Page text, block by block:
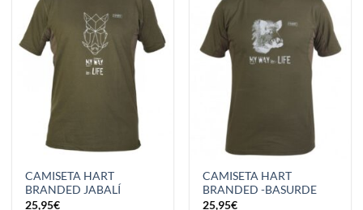
CAMISETA HART
BRANDED JABALÍ
25,95€
CAMISETA HART
BRANDED -BASURDE
25,95€